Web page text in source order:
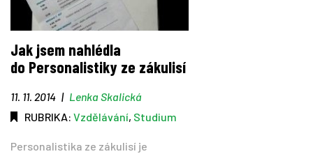
Jak jsem nahlédla
do Personalistiky ze zákulisí
11. 11. 2014 | Lenka Skalická
RUBRIKA: Vzdělávání, Studium
Personalistika ze zákulisí je